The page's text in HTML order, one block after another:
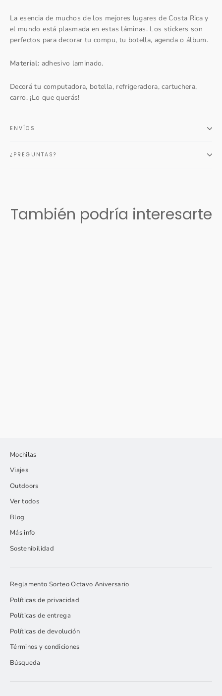
La esencia de muchos de los mejores lugares de Costa Rica y
el mundo está plasmada en estas láminas. Los stickers son
perfectos para decorar tu compu, tu botella, agenda o álbum.
Material: adhesivo laminado.
Decorá tu computadora, botella, refrigeradora, cartuchera,
carro. ¡Lo que querás!
ENVÍOS
¿PREGUNTAS?
También podría interesarte
Mochilas
Viajes
Outdoors
Ver todos
Blog
Más info
Sostenibilidad
Reglamento Sorteo Octavo Aniversario
Políticas de privacidad
Políticas de entrega
Políticas de devolución
Términos y condiciones
Búsqueda